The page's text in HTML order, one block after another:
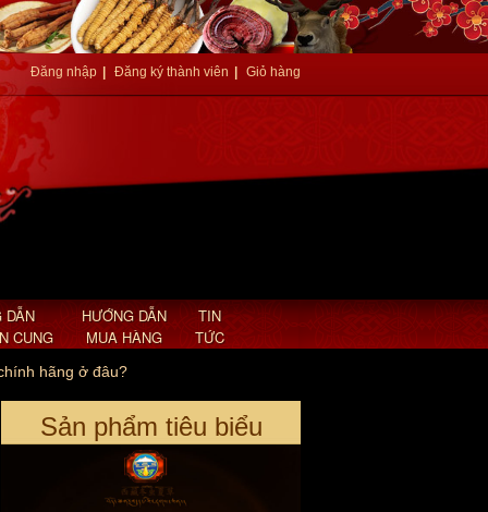
Đăng nhập Đăng ký thành viên Giỏ hàng
DẪN
CUNG
HƯỚNG DẪN
MUA HÀNG
TIN
TỨC
hãng ở đâu?
Sản phẩm tiêu biểu
An cung ngưu hoàng hoàn nội địa
Hàn Quốc hình tổ kén A030